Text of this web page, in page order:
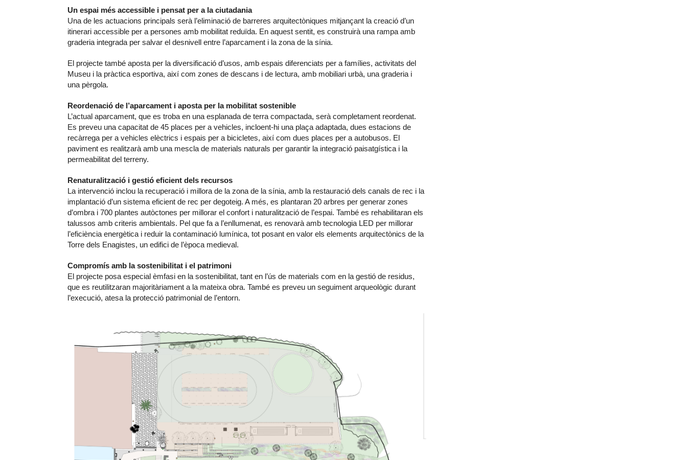
Un espai més accessible i pensat per a la ciutadania
Una de les actuacions principals serà l’eliminació de barreres arquitectòniques mitjançant la creació d’un
itinerari accessible per a persones amb mobilitat reduïda. En aquest sentit, es construirà una rampa amb
graderia integrada per salvar el desnivell entre l’aparcament i la zona de la sínia.
El projecte també aposta per la diversificació d’usos, amb espais diferenciats per a famílies, activitats del
Museu i la pràctica esportiva, així com zones de descans i de lectura, amb mobiliari urbà, una graderia i
una pèrgola.
Reordenació de l’aparcament i aposta per la mobilitat sostenible
L’actual aparcament, que es troba en una esplanada de terra compactada, serà completament reordenat.
Es preveu una capacitat de 45 places per a vehicles, incloent-hi una plaça adaptada, dues estacions de
recàrrega per a vehicles elèctrics i espais per a bicicletes, així com dues places per a autobusos. El
paviment es realitzarà amb una mescla de materials naturals per garantir la integració paisatgística i la
permeabilitat del terreny.
Renaturalització i gestió eficient dels recursos
La intervenció inclou la recuperació i millora de la zona de la sínia, amb la restauració dels canals de rec i la
implantació d’un sistema eficient de rec per degoteig. A més, es plantaran 20 arbres per generar zones
d’ombra i 700 plantes autòctones per millorar el confort i naturalització de l’espai. També es rehabilitaran els
talussos amb criteris ambientals. Pel que fa a l’enllumenat, es renovarà amb tecnologia LED per millorar
l’eficiència energètica i reduir la contaminació lumínica, tot posant en valor els elements arquitectònics de la
Torre dels Enagistes, un edifici de l’època medieval.
Compromís amb la sostenibilitat i el patrimoni
El projecte posa especial èmfasi en la sostenibilitat, tant en l’ús de materials com en la gestió de residus,
que es reutilitzaran majoritàriament a la mateixa obra. També es preveu un seguiment arqueològic durant
l’execució, atesa la protecció patrimonial de l’entorn.